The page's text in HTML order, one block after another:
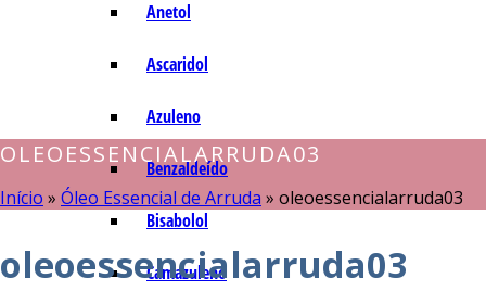
Anetol
Ascaridol
Azuleno
Benzaldeído
Bisabolol
Camazuleno
OLEOESSENCIALARRUDA03
Início » Óleo Essencial de Arruda » oleoessencialarruda03
oleoessencialarruda03